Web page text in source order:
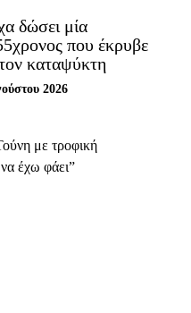
δώσει μία
που έκρυβε
καταψύκτη
2026